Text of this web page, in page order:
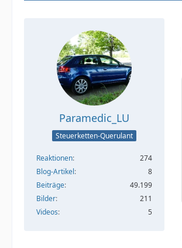
Paramedic_LU
Steuerketten-Querulant
Reaktionen
274
Blog-Artikel
8
Beiträge
49.199
Bilder
211
Videos
5